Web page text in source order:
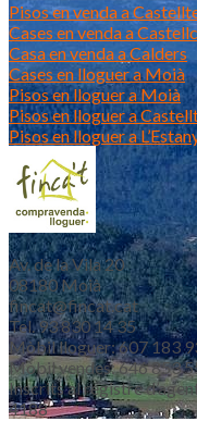
Pisos en venda a
Cases en venda a
Casa en venda a Calders
Cases en lloguer a Moià
Pisos en lloguer a Moià
Pisos en lloguer a
Pisos en lloguer a
Av. de la Vila 20
08180 Moià
fincat@fincat.cat
Tel. 93 830 14 35
Mòbil lloguer: 607 183
Mòbil vendes: 646 853
Inscrits al registre
4188